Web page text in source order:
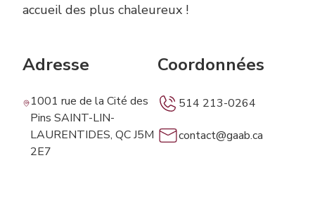
English
accueil des plus chaleureux !
Adresse
1001 rue de la Cité des
Pins SAINT-LIN-
LAURENTIDES, QC J5M
2E7
Coordonnées
514 213-0264
contact@gaab.ca